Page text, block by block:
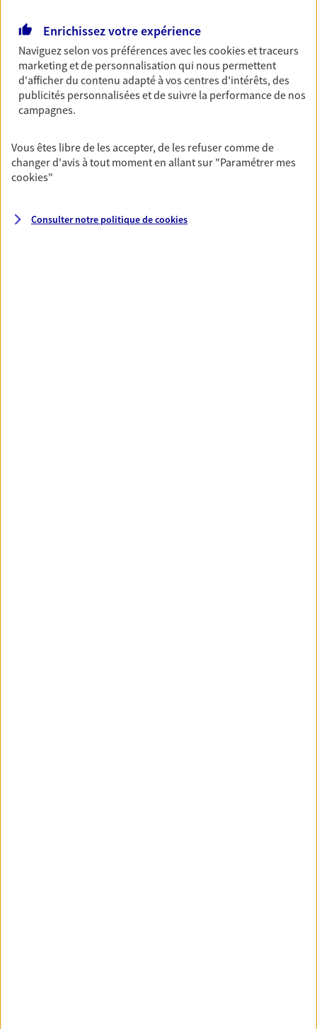
retraite
Il n'est jamais ni trop tôt, ni trop tard pour préparer
votre retraite. Nous vous aidons à trouver les solutions
pour maintenir votre qualité de vie et profiter
pleinement de cette nouvelle étape : PER, assurance
vie...
Vous protéger et protéger vos
proches face aux aléas de la vie
ressources et protégez vos proches en cas d'accident,
Enrichissez votre expérience
Naviguez selon vos préférences avec lescookies et traceurs
marketing et de personnalisation qui nous permettent
d'afficher du contenu adapté à vos centres d'intérêts, des
publicités personnalisées et de suivre la performance de nos
campagnes.
Vous êtes libre de les accepter, de les refuser comme de
changer d'avis à tout moment en allant sur "Paramétrer mes
cookies"
Consulter notre politique decookies